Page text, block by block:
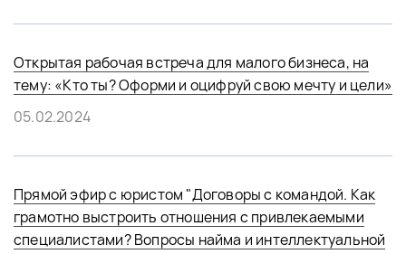
Открытая рабочая встреча для малого бизнеса, на
тему: «Кто ты? Оформи и оцифруй свою мечту и цели»
05.02.2024
Прямой эфир с юристом "Договоры с командой. Как
грамотно выстроить отношения с привлекаемыми
специалистами? Вопросы найма и интеллектуальной